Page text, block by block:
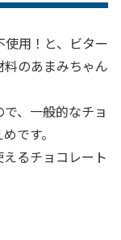
用！と、ビター
のあまみちゃん
、一般的なチョ
です。
るチョコレート